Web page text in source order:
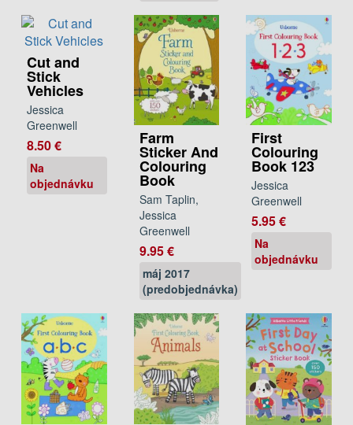
Cut and
Stick
Vehicles
Jessica
Greenwell
8.50 €
Na
objednávku
Farm
Sticker And
Colouring
Book
Sam Taplin,
Jessica
Greenwell
9.95 €
máj 2017
(predobjednávka)
First
Colouring
Book 123
Jessica
Greenwell
5.95 €
Na
objednávku